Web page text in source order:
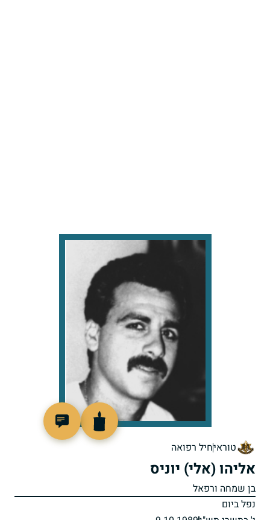
טוראיחיל רפואה
אליהו (אלי) יוניס
בן שמחה ורפאל
נפל ביום